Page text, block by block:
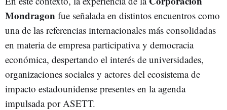
Mondragon fue señalada en distintos encuentros como
una de las referencias internacionales más consolidadas
en materia de empresa participativa y democracia
económica, despertando el interés de universidades,
organizaciones sociales y actores del ecosistema de
impacto estadounidense presentes en la agenda
impulsada por ASETT.